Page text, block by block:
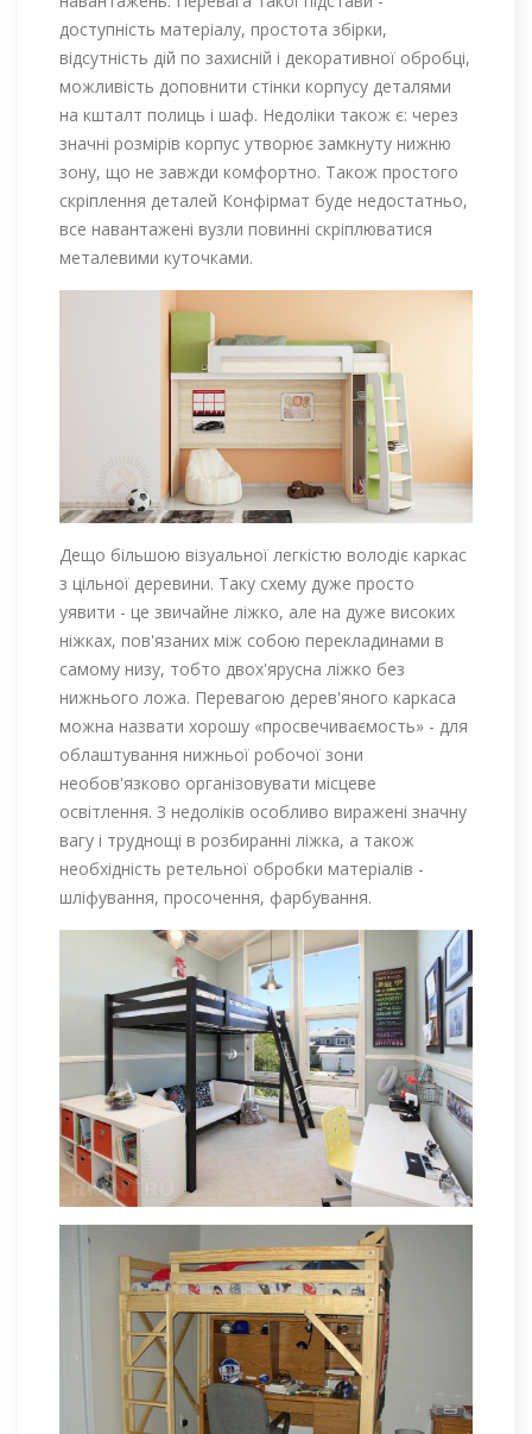
доступність матеріалу, простота збірки,
відсутність дій по захисній і декоративної обробці,
можливість доповнити стінки корпусу деталями
на кшталт полиць і шаф. Недоліки також є: через
значні розмірів корпус утворює замкнуту нижню
зону, що не завжди комфортно. Також простого
скріплення деталей Конфірмат буде недостатньо,
все навантажені вузли повинні скріплюватися
металевими куточками.
Дещо більшою візуальної легкістю володіє каркас
з цільної деревини. Таку схему дуже просто
уявити - це звичайне ліжко, але на дуже високих
ніжках, пов'язаних між собою перекладинами в
самому низу, тобто двох'ярусна ліжко без
нижнього ложа. Перевагою дерев'яного каркаса
можна назвати хорошу «просвечиваємость» - для
облаштування нижньої робочої зони
необов'язково організовувати місцеве
освітлення. З недоліків особливо виражені значну
вагу і труднощі в розбиранні ліжка, а також
необхідність ретельної обробки матеріалів -
шліфування, просочення, фарбування.